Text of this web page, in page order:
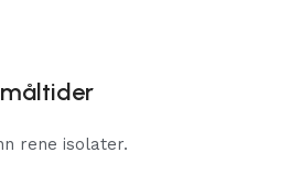
rene isolater.